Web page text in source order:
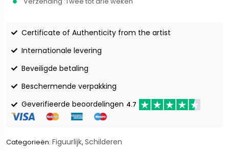
Certificate of Authenticity from the artist
Internationale levering
Beveiligde betaling
Beschermende verpakking
Geverifieerde beoordelingen 4.7
Categorieën: Figuurlijk, Schilderen